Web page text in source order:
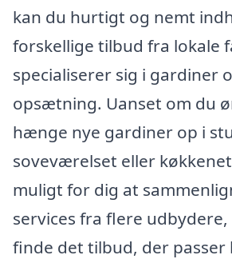
kan du hurtigt og nemt
forskellige tilbud fra lokale
specialiserer sig i gardiner
opsætning. Uanset om du
hænge nye gardiner op i
soveværelset eller
muligt for dig at
services fra flere udbydere,
finde det tilbud, der passer